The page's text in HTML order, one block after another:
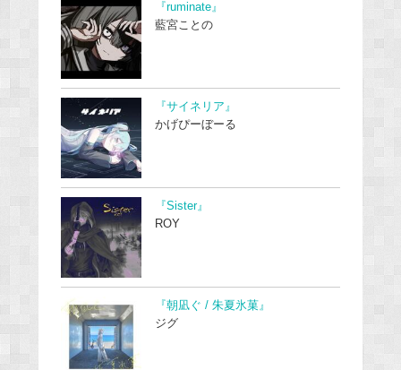
『ruminate』
藍宮ことの
『サイネリア』
かげぴーぼーる
『Sister』
ROY
『朝凪ぐ / 朱夏氷菓』
ジグ